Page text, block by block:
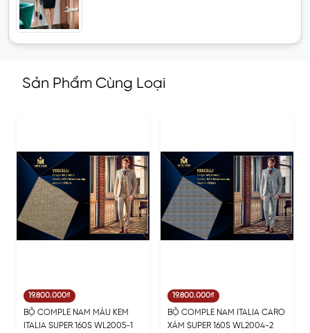
Sản Phẩm Cùng Loại
19.800.000₫
BỘ COMPLE NAM MÀU KEM
ITALIA SUPER 160S WL2005-1
19.800.000₫
BỘ COMPLE NAM ITALIA CARO
XÁM SUPER 160S WL2004-2